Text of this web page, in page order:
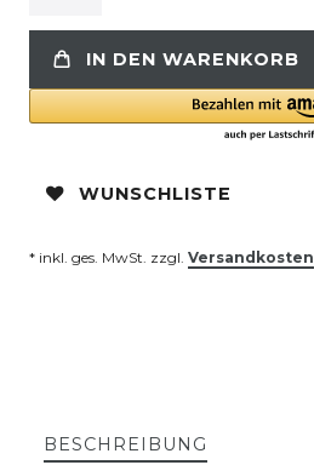
IN DEN WARENKORB
WUNSCHLISTE
* inkl. ges. MwSt. zzgl. Versandkosten
BESCHREIBUNG